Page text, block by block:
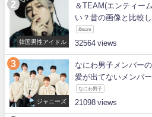
韓国男性アイドル
＆TEAM(エンティー
い？昔の画像と比較
&team
32564
ジャニーズ
なにわ男子メンバー
愛が出てないメンバ
なにわ男子
21098